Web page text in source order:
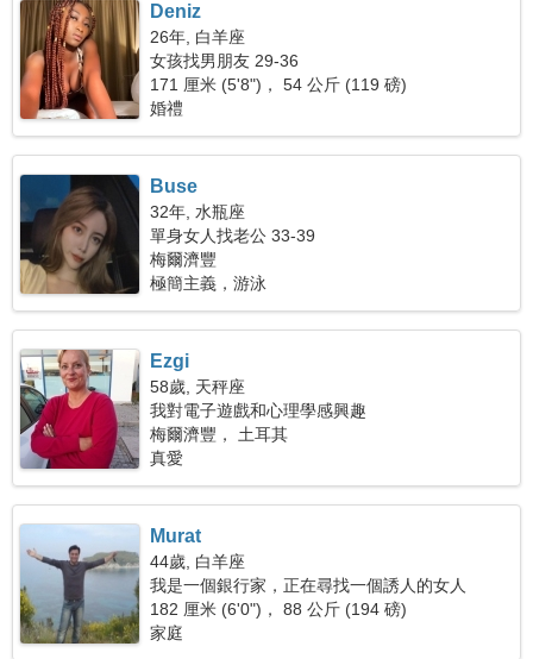
Deniz
26年, 白羊座
女孩找男朋友 29-36
171 厘米 (5'8")， 54 公斤 (119 磅)
婚禮
Buse
32年, 水瓶座
單身女人找老公 33-39
梅爾濟豐
極簡主義，游泳
Ezgi
58歲, 天秤座
我對電子遊戲和心理學感興趣
梅爾濟豐， 土耳其
真愛
Murat
44歲, 白羊座
我是一個銀行家，正在尋找一個誘人的女人
182 厘米 (6'0")， 88 公斤 (194 磅)
家庭